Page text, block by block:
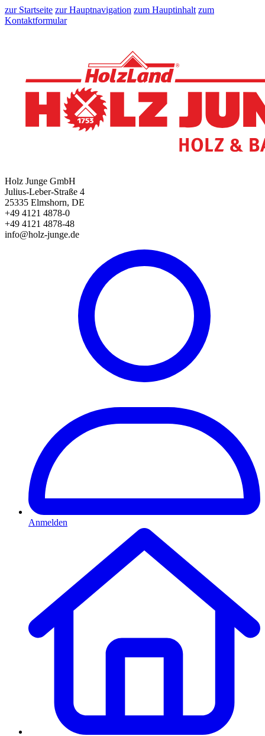
zur Startseite zur Hauptnavigation zum Hauptinhalt zum
Kontaktformular
Holz Junge GmbH
Julius-Leber-Straße 4
25335 Elmshorn, DE
+49 4121 4878-0
+49 4121 4878-48
info@holz-junge.de
Anmelden